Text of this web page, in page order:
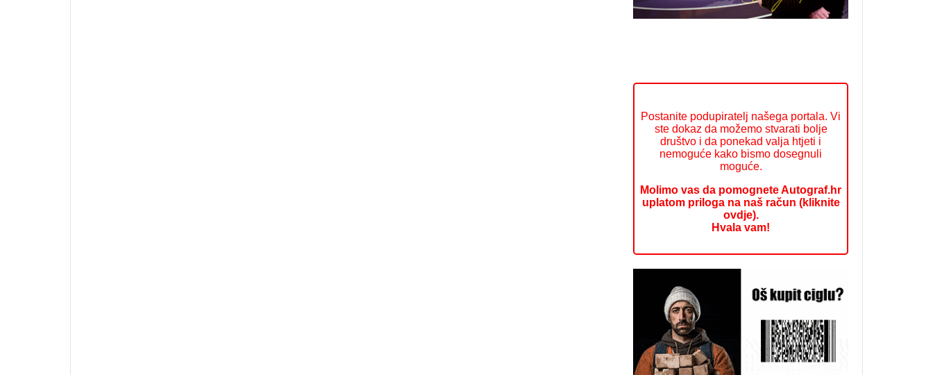
Postanite podupiratelj našega portala. Vi
ste dokaz da možemo stvarati bolje
društvo i da ponekad valja htjeti i
nemoguće kako bismo dosegnuli
moguće.
Molimo vas da pomognete Autograf.hr
uplatom priloga na naš račun (kliknite
ovdje).
Hvala vam!